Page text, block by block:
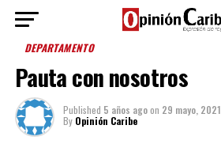
DEPARTAMENTO
Pauta con nosotros
Published 5 años agoon 29 mayo, 2021
By Opinión Caribe